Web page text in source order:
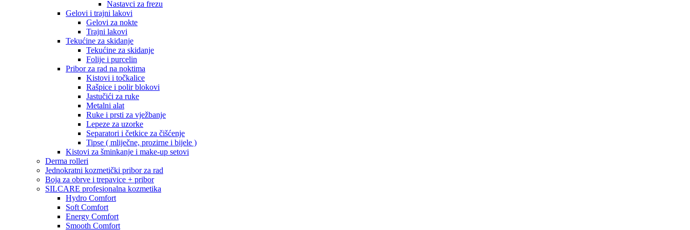
Nastavci za frezu
Gelovi i trajni lakovi
Gelovi za nokte
Trajni lakovi
Tekućine za skidanje
Tekućine za skidanje
Folije i purcelin
Pribor za rad na noktima
Kistovi i točkalice
Rašpice i polir blokovi
Jastučići za ruke
Metalni alat
Ruke i prsti za vježbanje
Lepeze za uzorke
Separatori i četkice za čišćenje
Tipse ( mliječne, prozirne i bijele )
Kistovi za šminkanje i make-up setovi
Derma rolleri
Jednokratni kozmetički pribor za rad
Boja za obrve i trepavice + pribor
SILCARE profesionalna kozmetika
Hydro Comfort
Soft Comfort
Energy Comfort
Smooth Comfort